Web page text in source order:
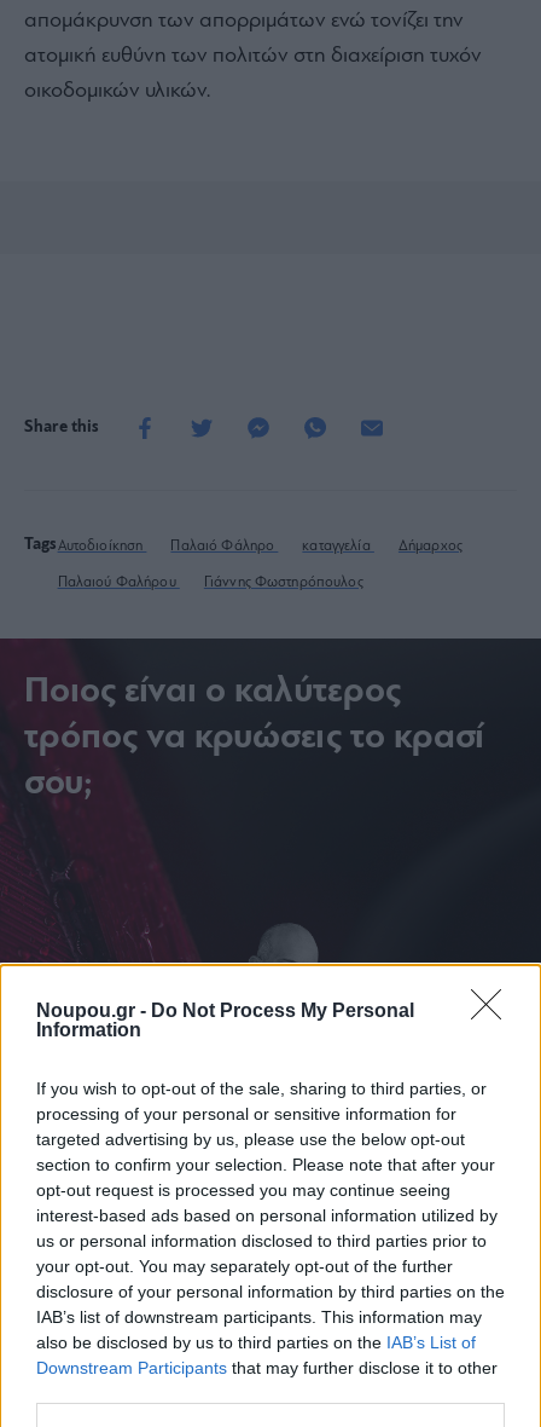
Noupou.gr - Do Not Process My Personal
Information
If you wish to opt-out of the sale, sharing to third parties, or
processing of your personal or sensitive information for
targeted advertising by us, please use the below opt-out
section to confirm your selection. Please note that after your
opt-out request is processed you may continue seeing
interest-based ads based on personal information utilized by
us or personal information disclosed to third parties prior to
your opt-out. You may separately opt-out of the further
disclosure of your personal information by third parties on the
IAB’s list of downstream participants. This information may
also be disclosed by us to third parties on the IAB’s List of
Downstream Participants that may further disclose it to other
απομάκρυνση των απορριμάτων ενώ τονίζει την
ατομική ευθύνη των πολιτών στη διαχείριση τυχόν
οικοδομικών υλικών.
Share this
TagsΑυτοδιοίκηση Παλαιό Φάληρο καταγγελία Δήμαρχος
Παλαιού Φαλήρου Γιάννης Φωστηρόπουλος
Ποιος είναι ο καλύτερος
τρόπος να κρυώσεις το κρασί
σου;
ΔΙΑΒΑΣΤΕ ΑΚΟΜΑ